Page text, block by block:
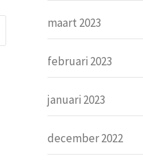
maart 2023
februari 2023
januari 2023
december 2022